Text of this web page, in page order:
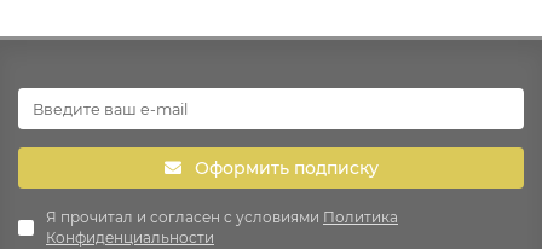
Оформить подписку
Я прочитал и согласен с условиями Политика
Конфиденциальности